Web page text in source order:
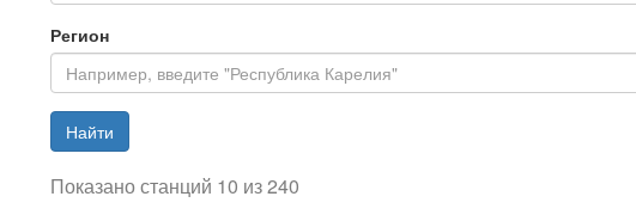
Регион
Найти
Показано станций 10 из 240